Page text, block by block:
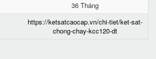
36 Tháng
https://ketsatcaocap.vn/chi-tiet/ket-sat-
chong-chay-kcc120-dt